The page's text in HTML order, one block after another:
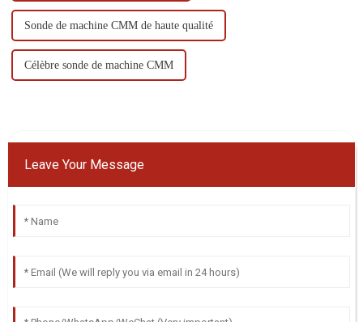
Sonde de machine CMM de haute qualité
Célèbre sonde de machine CMM
Leave Your Message